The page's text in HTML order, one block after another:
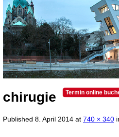
Termin online
chirugie
Published 8. April 2014 at 740 × 340